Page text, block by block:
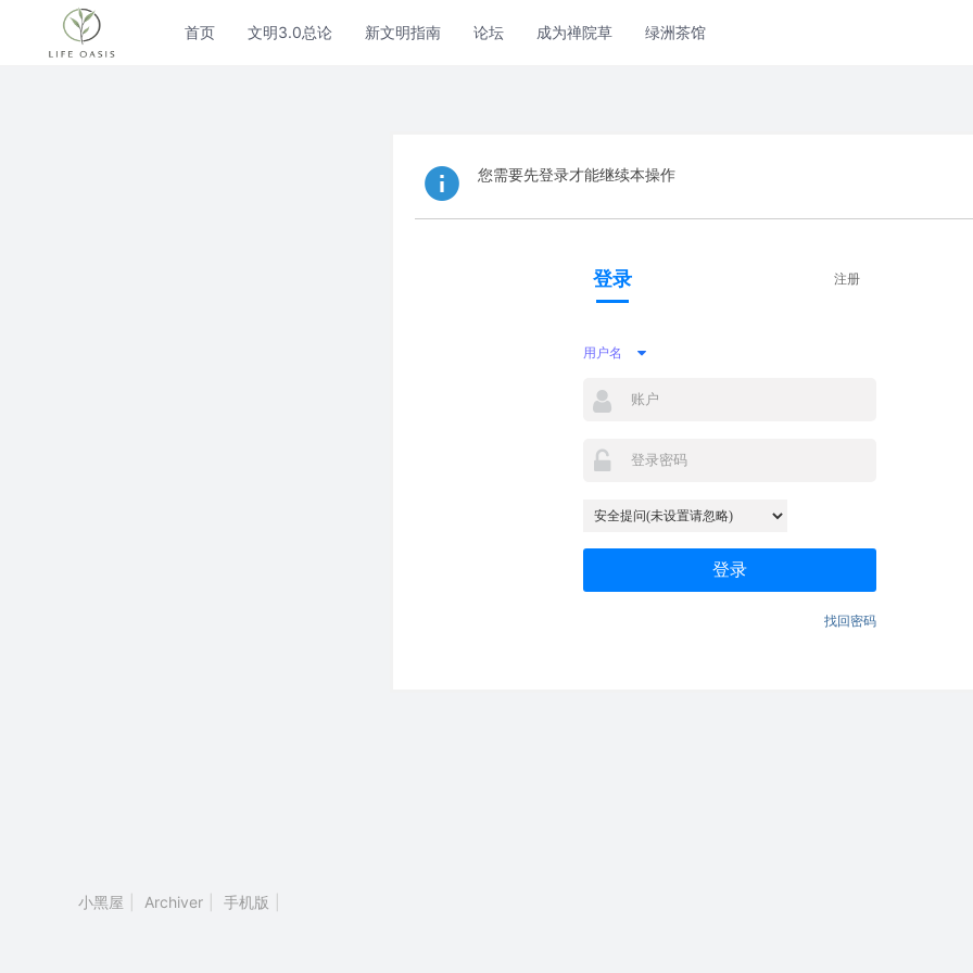
首页 文明3.0总论 新文明指南 论坛 成为禅院草 绿洲茶馆
您需要先登录才能继续本操作
登录 注册
用户名
登录
找回密码
小黑屋 Archiver 手机版